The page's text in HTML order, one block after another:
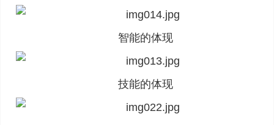
智能的体现
技能的体现